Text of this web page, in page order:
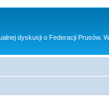
dyskusji o Federacji Prusów.